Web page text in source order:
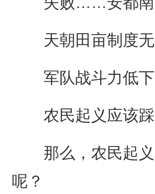
天朝田亩制度
军队战斗力低
农民起义应该踩
那么，农民起义
呢？